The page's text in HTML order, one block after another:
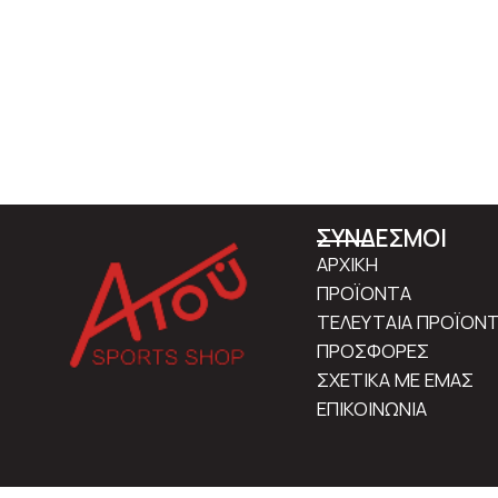
ΣΥΝΔΕΣΜΟΙ
ΑΡΧΙΚΗ
ΠΡΟΪΟΝΤΑ
ΤΕΛΕΥΤΑΙΑ
ΠΡΟΣΦΟΡΕΣ
ΣΧΕΤΙΚΑ ΜΕ ΕΜΑΣ
ΕΠΙΚΟΙΝΩΝΙΑ